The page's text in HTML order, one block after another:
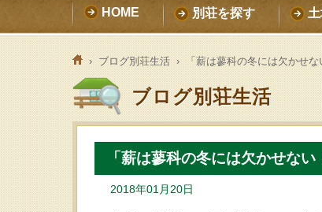
HOME 別荘を探す
›ブログ別荘生活› 「薪は蓼科の冬には欠かせな
ブログ別荘生活
「薪は蓼科の冬には欠かせない
2018年01月20日